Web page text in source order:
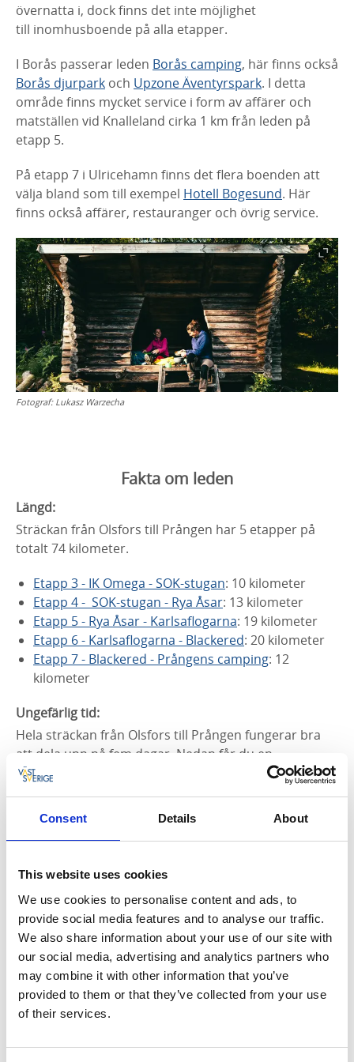
Consent Details About
This website uses cookies
We use cookies to personalise content and ads, to
provide social media features and to analyse our traffic.
We also share information about your use of our site with
our social media, advertising and analytics partners who
may combine it with other information that you’ve
provided to them or that they’ve collected from your use
of their services.
övernatta i, dock finns det inte möjlighet
till inomhusboende på alla etapper.
I Borås passerar leden Borås camping, här finns också
Borås djurpark och Upzone Äventyrspark. I detta
område finns mycket service i form av affärer och
matställen vid Knalleland cirka 1 km från leden på
etapp 5.
På etapp 7 i Ulricehamn finns det flera boenden att
välja bland som till exempel Hotell Bogesund. Här
finns också affärer, restauranger och övrig service.
Fotograf: Lukasz Warzecha
Fakta om leden
Längd:
Sträckan från Olsfors till Prången har 5 etapper på
totalt 74 kilometer.
Etapp 3 - IK Omega - SOK-stugan: 10 kilometer
Etapp 4 - SOK-stugan - Rya Åsar: 13 kilometer
Etapp 5 - Rya Åsar - Karlsaflogarna: 19 kilometer
Etapp 6 - Karlsaflogarna - Blackered: 20 kilometer
Etapp 7 - Blackered - Prångens camping: 12
kilometer
Ungefärlig tid:
Hela sträckan från Olsfors till Prången fungerar bra
att dela upp på fem dagar. Nedan får du en
uppskattning om respektive etapps vandringstid:
Etapp 4 - SOK-stugan - Rya Åsar: 3,5 timmar
Etapp 5 - Rya Åsar - Karlsaflogarna: 6 timmar
Etapp 7 - Blackered - Prångens camping: 3 timmar